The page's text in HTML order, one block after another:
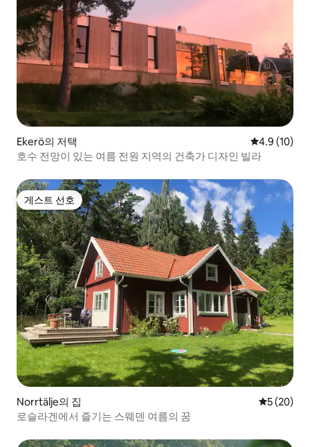
Ekerö의 저택 평점 4.9점(5
4.9 (10)
호수 전망이 있는 여름 전원 지역의 건축가 디자인 빌라
게스트 선호
게스트 선호
Norrtälje의 집 평점 5점(5
5 (20)
로슬라겐에서 즐기는 스웨덴 여름의 꿈